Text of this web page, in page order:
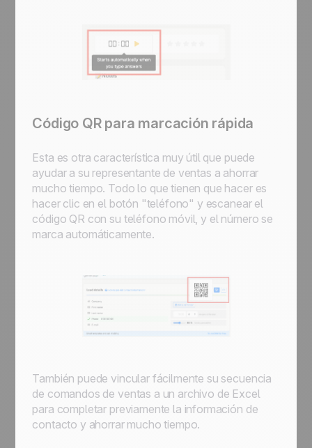
Código QR para marcación rápida
Esta es otra característica muy útil que puede
ayudar a su representante de ventas a ahorrar
mucho tiempo. Todo lo que tienen que hacer es
hacer clic en el botón "teléfono" y escanear el
código QR con su teléfono móvil, y el número se
marca automáticamente.
También puede vincular fácilmente su secuencia
de comandos de ventas a un archivo de Excel
para completar previamente la información de
contacto y ahorrar mucho tiempo.